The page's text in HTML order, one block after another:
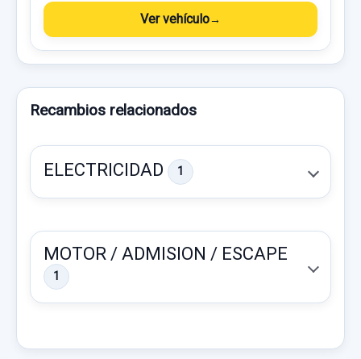
Ver vehículo
Recambios relacionados
ELECTRICIDAD 1
MOTOR / ADMISION / ESCAPE
1